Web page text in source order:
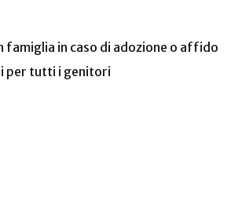
famiglia in caso di adozione o affido
per tutti i genitori